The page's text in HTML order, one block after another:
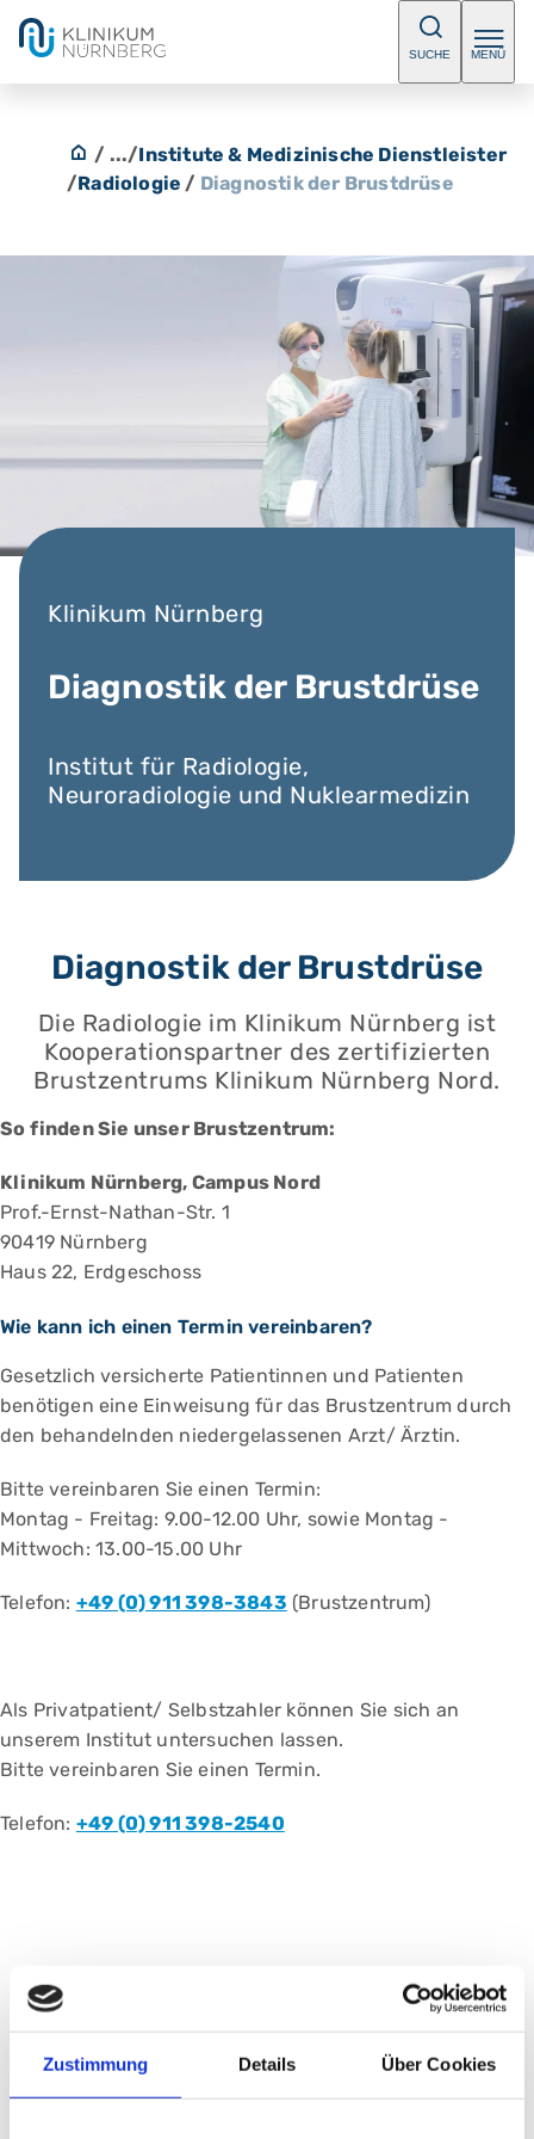
Zustimmung Details Über Cookies
SUCHE MENÜ
/ .../Institute & Medizinische Dienstleister
/Radiologie / Diagnostik der Brustdrüse
Klinikum Nürnberg
Diagnostik der Brustdrüse
Institut für Radiologie,
Neuroradiologie und Nuklearmedizin
Diagnostik der Brustdrüse
Die Radiologie im Klinikum Nürnberg ist
Kooperationspartner des zertifizierten
Brustzentrums Klinikum Nürnberg Nord.
So finden Sie unser Brustzentrum:
Klinikum Nürnberg, Campus Nord
Prof.-Ernst-Nathan-Str. 1
90419 Nürnberg
Haus 22, Erdgeschoss
Wie kann ich einen Termin vereinbaren?
Gesetzlich versicherte Patientinnen und Patienten
benötigen eine Einweisung für das Brustzentrum durch
den behandelnden niedergelassenen Arzt/ Ärztin.
Bitte vereinbaren Sie einen Termin:
Montag - Freitag: 9.00-12.00 Uhr, sowie Montag -
Mittwoch: 13.00-15.00 Uhr
Telefon: +49 (0) 911 398-3843 (Brustzentrum)
Als Privatpatient/ Selbstzahler können Sie sich an
unserem Institut untersuchen lassen.
Bitte vereinbaren Sie einen Termin.
Telefon: +49 (0) 911 398-2540
Folgende Untersuchungs-
Methoden bieten wir an